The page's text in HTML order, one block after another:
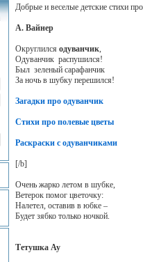
Добрые и веселые детские стихи
А. Вайнер
Округлился одуванчик,
Одуванчик распушился!
Был зеленый сарафанчик
За ночь в шубку перешился!
Загадки про одуванчик
Стихи про полевые цветы
Раскраски с одуванчиками
[/b]
Очень жарко летом в шубке,
Ветерок помог цветочку:
Налетел, оставив в юбке –
Будет зябко только ночкой.
Тетушка Ау